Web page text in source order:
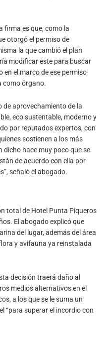
firma es que, como la
otorgó el permiso de
la que cambió el plan
modificar este para buscar
en el marco de ese permiso
como órgano.
de aprovechamiento de la
eco sustentable, moderno y
por reputados expertos, con
sostienen a los más
dicho hace muy poco que se
de acuerdo con ella por
señaló el abogado.
total de Hotel Punta Piqueros
El abogado explicó que
del lugar, además del área
y avifauna ya reinstalada
decisión traerá daño al
medios alternativos en el
a los que se le suma un
“para superar el incordio con